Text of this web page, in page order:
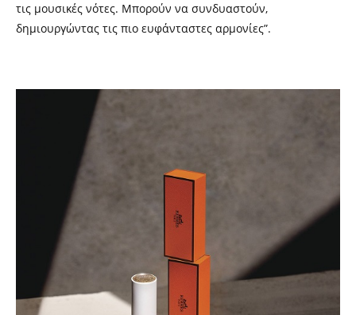
τις μουσικές νότες. Μπορούν να συνδυαστούν,
δημιουργώντας τις πιο ευφάνταστες αρμονίες”.